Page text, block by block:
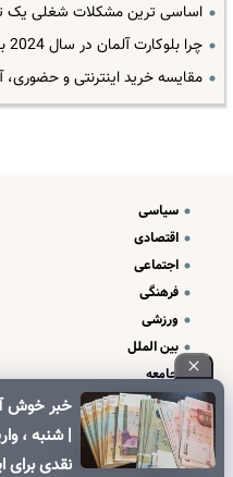
اساسی ترین مشکلات شغلی یک
چرا بلوکارت آلمان در سال 2024 بهترین انتخاب است؟
مقایسه خرید اینترنتی و حضوری،
خبر خوش
سیاسی
اقتصادی
اجتماعی
فرهنگی
ورزشی
بین الملل
جامعه
علم و فناوری
درباره ما
تبلیغات و تماس با ما